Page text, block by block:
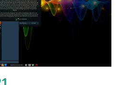
e A página inicial do
para ajudá-lo a acessar tudo o
Image - uma solução de
dispon...